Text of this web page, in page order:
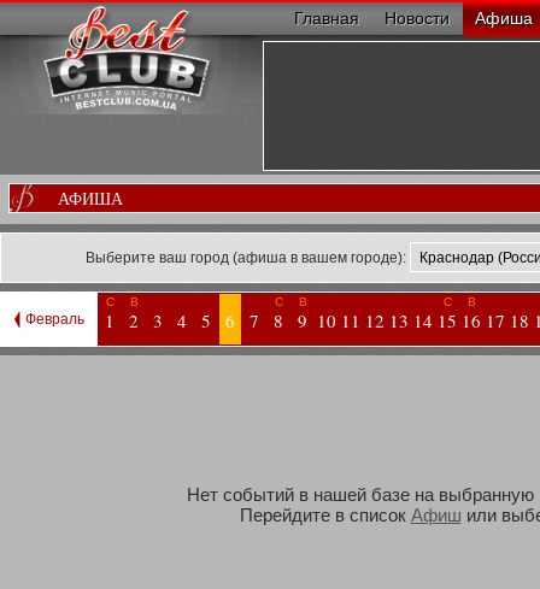
Главная Новости Афиша
АФИША
Выберите ваш город (афиша в вашем городе):
Февраль
С
1
В
2 3 4 5 6 7
С
8
В
9 10 11 12 13 14
С
15
В
16 17 18
Нет событий в нашей базе на выбранную
Перейдите в список Афиш или